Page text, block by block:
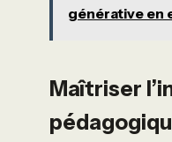
générative en
Maîtriser